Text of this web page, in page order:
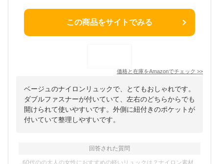
この商品をサイトでみる
価格と在庫をAmazonでチェック >>
ベージュのナイロンリュックで、とてもおしゃれです。
ダブルファスナーが付いていて、左右のどちらからでも
開けられて使いやすいです。外側に紐付きのポケットが
付いていて整理しやすいです。
回答された質問
60代のの大人の女性におすすめの軽いリュックは？ナイロン素材